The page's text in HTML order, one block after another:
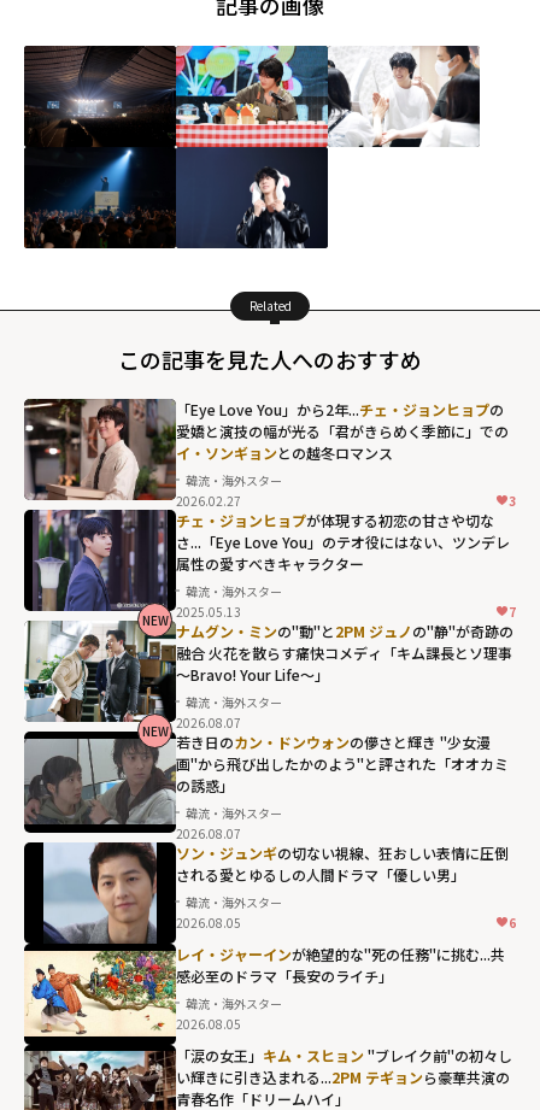
Related
この記事を見た人へのおすすめ
「Eye Love You」から2年...チェ・ジョンヒョプの
愛嬌と演技の幅が光る「君がきらめく季節に」での
イ・ソンギョンとの越冬ロマンス
韓流・海外スター
2026.02.27
3
チェ・ジョンヒョプが体現する初恋の甘さや切な
さ...「Eye Love You」のテオ役にはない、ツンデレ
属性の愛すべきキャラクター
韓流・海外スター
2025.05.13
7
2PM ジュノ
の"静"が奇跡の
融合 火花を散ら
す痛快コメディ
「キム課長とソ
理事～Bravo!
Your Life～」"
width="304"
height="203"
loading="lazy"
fetchpriority="h
igh">
ナムグン・ミンの"動"と2PM ジュノの"静"が奇跡の
融合 火花を散らす痛快コメディ「キム課長とソ理事
～Bravo! Your Life～」
韓流・海外スター
2026.08.07
NEW
若き日のカン・ドンウォンの儚さと輝き "少女漫
画"から飛び出したかのよう"と評された「オオカミ
の誘惑」
韓流・海外スター
2026.08.07
NEW
ソン・ジュンギの切ない視線、狂おしい表情に圧倒
される――愛とゆるしの人間ドラマ「優しい男」
韓流・海外スター
2026.08.05
6
レイ・ジャーインが絶望的な"死の任務"に挑む...共
感必至のドラマ「長安のライチ」
韓流・海外スター
2026.08.05
「涙の女王」 キム・スヒョン"ブレイク前"の初々し
い輝きに引き込まれる...2PM テギョンら豪華共演の
青春名作「ドリームハイ」